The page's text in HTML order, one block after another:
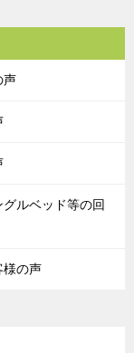
声
ルベッド等の回
の声